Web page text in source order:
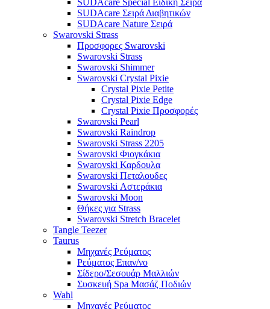
SUDAcare Special Ειδική Σειρά
SUDAcare Σειρά Διαβητικών
SUDAcare Nature Σειρά
Swarovski Strass
Προσφορες Swarovski
Swarovski Strass
Swarovski Shimmer
Swarovski Crystal Pixie
Crystal Pixie Petite
Crystal Pixie Edge
Crystal Pixie Προσφορές
Swarovski Pearl
Swarovski Raindrop
Swarovski Strass 2205
Swarovski Φιογκάκια
Swarovski Καρδουλα
Swarovski Πεταλουδες
Swarovski Αστεράκια
Swarovski Moon
Θήκες για Strass
Swarovski Stretch Bracelet
Tangle Teezer
Taurus
Μηχανές Ρεύματος
Ρεύματος Επαν/νο
Σίδερο/Σεσουάρ Μαλλιών
Συσκευή Spa Μασάζ Ποδιών
Wahl
Μηχανές Ρεύματος